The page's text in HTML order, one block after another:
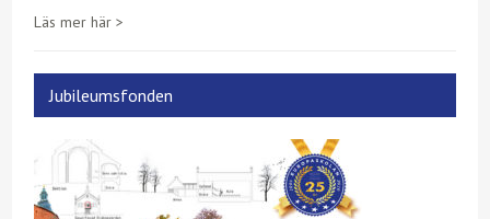
Läs mer här >
Jubileumsfonden